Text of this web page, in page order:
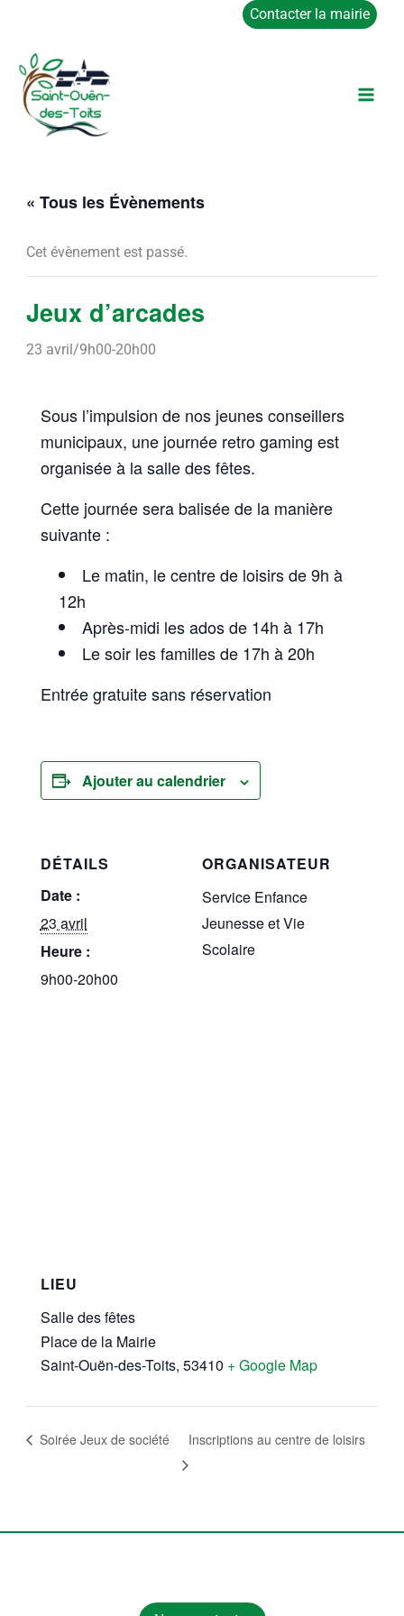
contenu
Contacter la mairie
« Tous les Évènements
Cet évènement est passé.
Jeux d’arcades
23 avril/9h00-20h00
Sous l’impulsion de nos jeunes conseillers
municipaux, une journée retro gaming est
organisée à la salle des fêtes.
Cette journée sera balisée de la manière
suivante :
Le matin, le centre de loisirs de 9h à
12h
Après-midi les ados de 14h à 17h
Le soir les familles de 17h à 20h
Entrée gratuite sans réservation
Ajouter au calendrier
DÉTAILS
Date :
23 avril
Heure :
9h00-20h00
ORGANISATEUR
Service Enfance
Jeunesse et Vie
Scolaire
LIEU
Salle des fêtes
Place de la Mairie
Saint-Ouën-des-Toits, 53410 + Google Map
Soirée Jeux de société Inscriptions au centre de loisirs